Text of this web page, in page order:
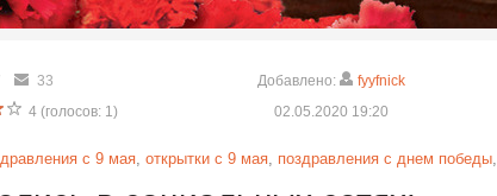
33
4 (голосов: 1)
Добавлено:
fyyfnick
02.05.2020 19:20
с 9 мая, открытки с 9 мая, поздравления с днем победы,